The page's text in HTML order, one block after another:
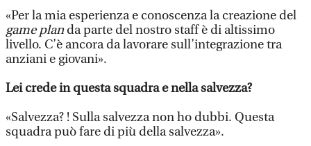
«Per la mia esperienza e conoscenza la creazione del
game planda parte del nostro staff è di altissimo
livello. C’è ancora da lavorare sull’integrazione tra
anziani e giovani».
Lei crede in questa squadra e nella salvezza?
«Salvezza? ! Sulla salvezza non ho dubbi. Questa
squadra può fare di più della salvezza».